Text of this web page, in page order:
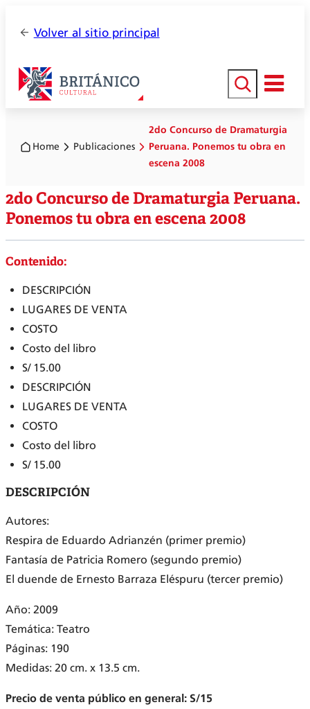
Volver al sitio principal
Buscar
Home Publicaciones
2do Concurso de Dramaturgia
Peruana. Ponemos tu obra en
escena 2008
2do Concurso de Dramaturgia Peruana.
Ponemos tu obra en escena 2008
Contenido:
DESCRIPCIÓN
LUGARES DE VENTA
COSTO
Costo del libro
S/ 15.00
DESCRIPCIÓN
LUGARES DE VENTA
COSTO
Costo del libro
S/ 15.00
DESCRIPCIÓN
Autores:
Respira de Eduardo Adrianzén (primer premio)
Fantasía de Patricia Romero (segundo premio)
El duende de Ernesto Barraza Eléspuru (tercer premio)
Año: 2009
Temática: Teatro
Páginas: 190
Medidas: 20 cm. x 13.5 cm.
Precio de venta público en general: S/15